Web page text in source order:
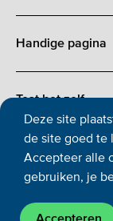
Deze site
de site goed te
Accepteer alle
gebruiken, je
Handige pagina
Test het zelf
Cookies Privacy